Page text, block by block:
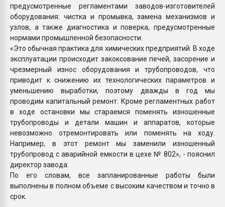
предусмотренные регламентами заводов-изготовителей
оборудования: чистка и промывка, замена механизмов и
узлов, а также диагностика и поверка, предусмотренные
нормами промышленной безопасности.
«Это обычная практика для химических предприятий. В ходе
эксплуатации происходит закоксование печей, засорение и
чрезмерный износ оборудования и трубопроводов, что
приводит к снижению их технологических параметров и
уменьшению выработки, поэтому дважды в год мы
проводим капитальный ремонт. Кроме регламентных работ
в ходе остановки мы стараемся поменять изношенные
трубопроводы и детали машин и аппаратов, которые
невозможно отремонтировать или поменять на ходу.
Например, в этот ремонт мы заменили изношенный
трубопровод с аварийной емкости в цехе № 802», - пояснил
директор завода.
По его словам, все запланированные работы были
выполнены в полном объеме с высоким качеством и точно в
срок.